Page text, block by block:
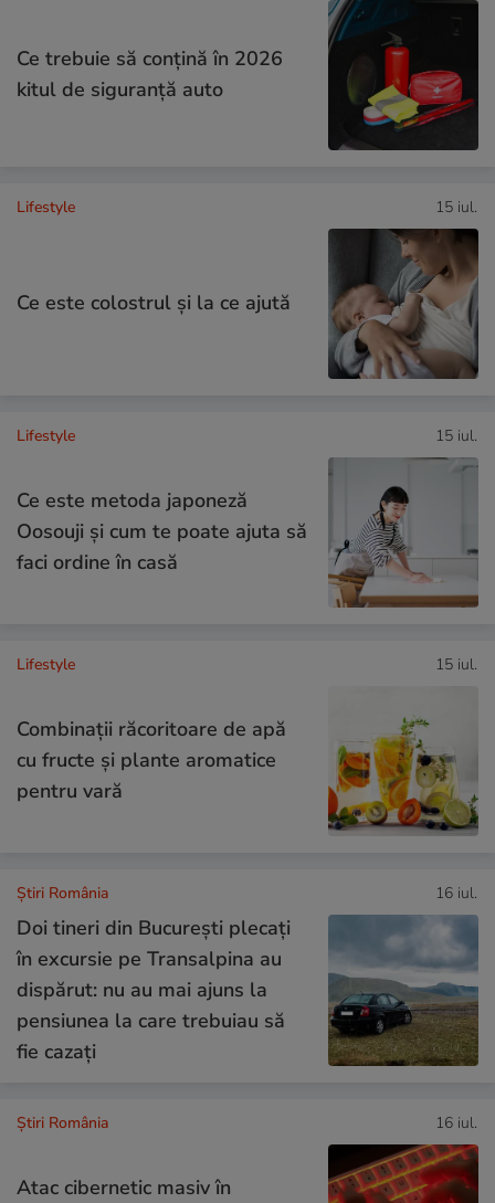
Ce trebuie să conţină în 2026
kitul de siguranţă auto
Lifestyle 15 iul.
Ce este colostrul și la ce ajută
Lifestyle 15 iul.
Ce este metoda japoneză
Oosouji și cum te poate ajuta să
faci ordine în casă
Lifestyle 15 iul.
Combinaţii răcoritoare de apă
cu fructe şi plante aromatice
pentru vară
Știri România 16 iul.
Doi tineri din București plecați
în excursie pe Transalpina au
dispărut: nu au mai ajuns la
pensiunea la care trebuiau să
fie cazați
Știri România 16 iul.
Atac cibernetic masiv în